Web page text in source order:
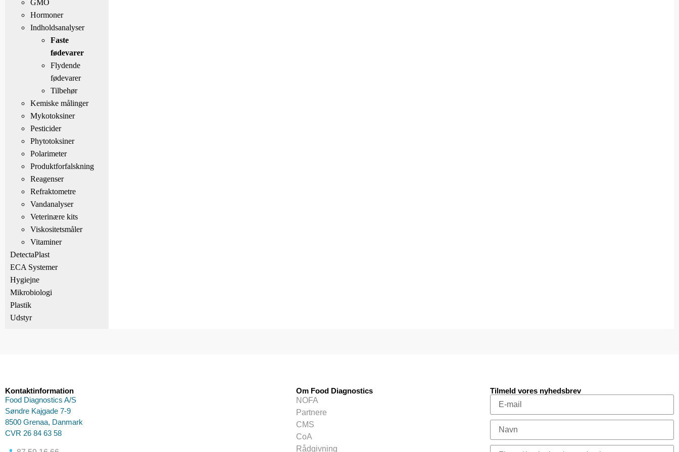
GMO
Hormoner
Indholdsanalyser
Faste
fødevarer
Flydende
fødevarer
Tilbehør
Kemiske målinger
Mykotoksiner
Pesticider
Phytotoksiner
Polarimeter
Produktforfalskning
Reagenser
Refraktometre
Vandanalyser
Veterinære kits
Viskositetsmåler
Vitaminer
DetectaPlast
ECA Systemer
Hygiejne
Mikrobiologi
Plastik
Udstyr
Kontaktinformation
Food Diagnostics A/S
Søndre Kajgade 7-9
8500 Grenaa, Danmark
CVR 26 84 63 58
Om Food Diagnostics
NOFA
Partnere
CMS
CoA
Rådgivning
Tilmeld vores nyhedsbrev